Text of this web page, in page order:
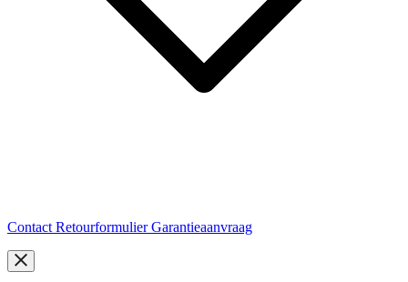
Contact RetourformulierGarantieaanvraag